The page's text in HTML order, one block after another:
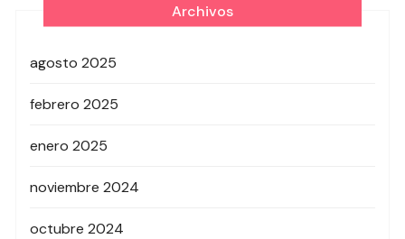
Archivos
agosto 2025
febrero 2025
enero 2025
noviembre 2024
octubre 2024